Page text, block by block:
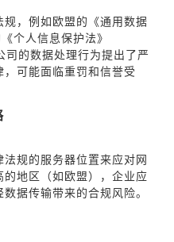
，例如欧盟的《通用数据
个人信息保护法》
司的数据处理行为提出了严
可能面临重罚和信誉受
规的服务器位置来应对网
地区（如欧盟），企业应
据传输带来的合规风险。